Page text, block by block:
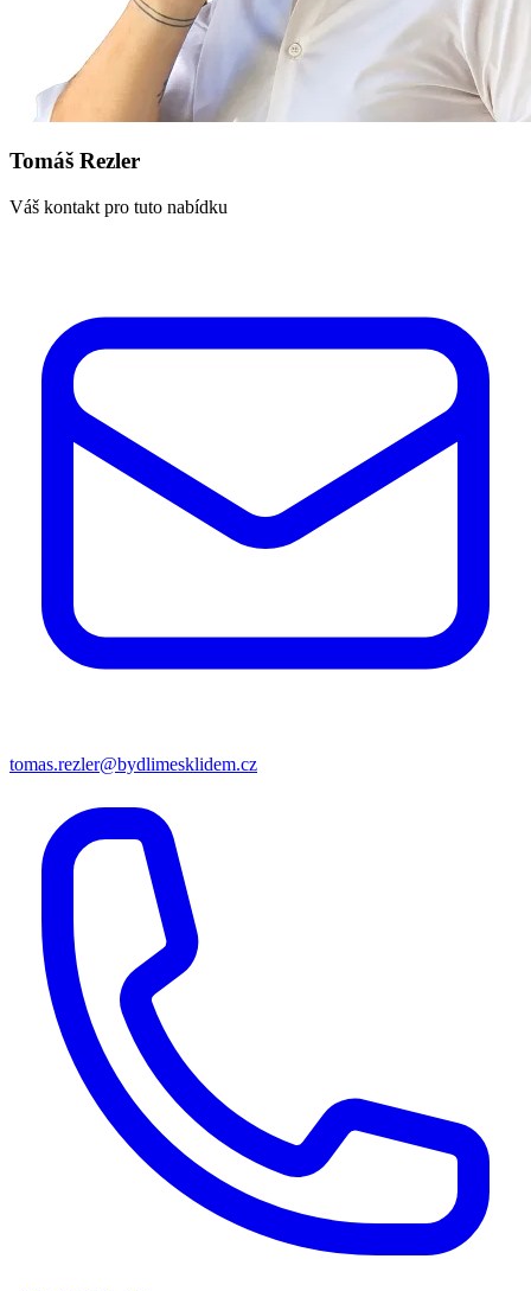
Tomáš Rezler
Váš kontakt pro tuto nabídku
tomas.rezler@bydlimesklidem.cz